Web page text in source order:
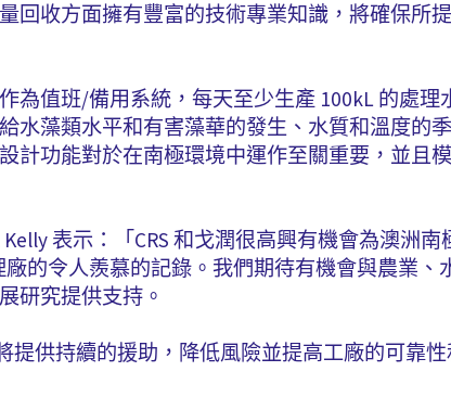
回收方面擁有豐富的技術專業知識，將確保所
為值班/備用系統，每天至少生產 100kL 的處理
水藻類水平和有害藻華的發生、水質和溫度的
計功能對於在南極環境中運作至關重要，並且
表示：「CRS 和戈潤很高興有機會為澳洲
的令人羨慕的記錄。我們期待有機會與農業、
研究提供支持。
提供持續的援助，降低風險並提高工廠的可靠性